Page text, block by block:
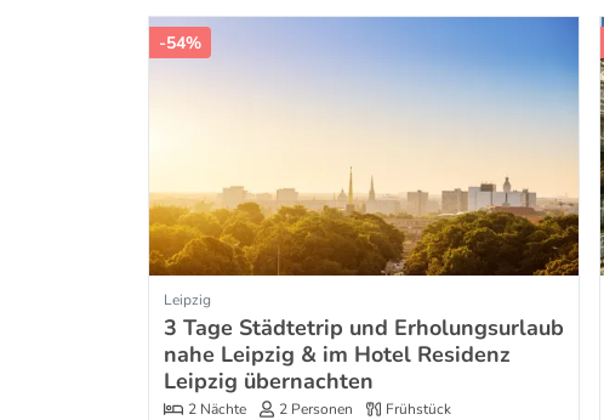
-54%
Leipzig
3 Tage Städtetrip und Erholungsurlaub
nahe Leipzig & im Hotel Residenz
Leipzig übernachten
2 Nächte 2 Personen Frühstück